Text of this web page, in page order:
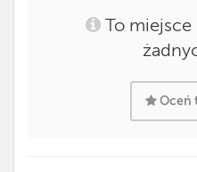
To miejsce
Oceń